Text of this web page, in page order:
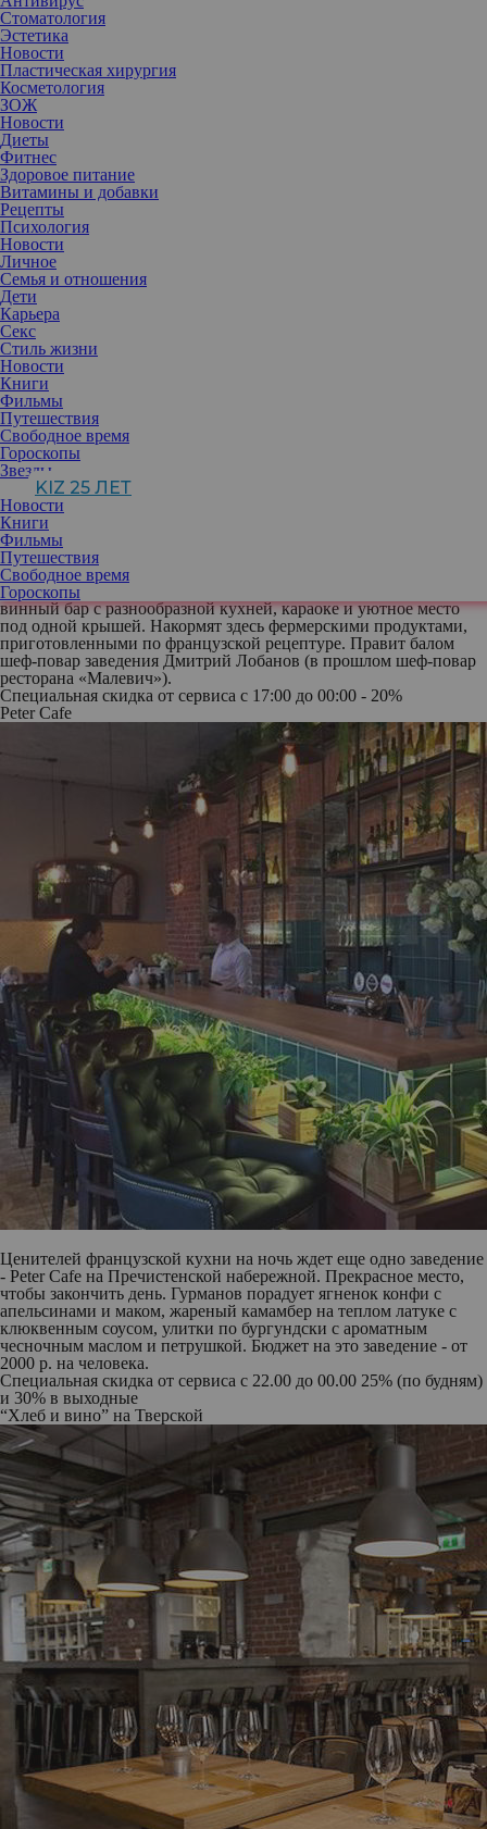
Стоматология
Эстетика
Новости
Пластическая хирургия
Косметология
ЗОЖ
Новости
Диеты
Фитнес
Здоровое питание
Витамины и добавки
Рецепты
Психология
Новости
Личное
Семья и отношения
Дети
Карьера
Секс
Стиль жизни
Новости
Книги
Фильмы
Путешествия
Свободное время
Гороскопы
Звезды
KIZ 25 ЛЕТ
Новости
Книги
Фильмы
Путешествия
Свободное время
Гороскопы
Необычной концепцией и меню стремится порадовать ночных
посетителей гастробар с демократичными ценами I Feel Bar &
Karaoke. Организаторы проекта решили пойти
беспроигрышным путем - предложить искушенной публике
винный бар с разнообразной кухней, караоке и уютное место
под одной крышей. Накормят здесь фермерскими продуктами,
приготовленными по французской рецептуре. Правит балом
шеф-повар заведения Дмитрий Лобанов (в прошлом шеф-повар
ресторана «Малевич»).
Специальная скидка от сервиса с 17:00 до 00:00 - 20%
Peter Cafe
Ценителей французской кухни на ночь ждет еще одно заведение
- Peter Cafe на Пречистенской набережной. Прекрасное место,
чтобы закончить день. Гурманов порадует ягненок конфи с
апельсинами и маком, жареный камамбер на теплом латуке с
клюквенным соусом, улитки по бургундски с ароматным
чесночным маслом и петрушкой. Бюджет на это заведение - от
2000 р. на человека.
Специальная скидка от сервиса с 22.00 до 00.00 25% (по будням)
и 30% в выходные
“Хлеб и вино” на Тверской